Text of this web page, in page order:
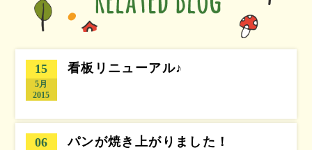
15
5月
2015
看板リニューアル♪
06 パンが焼き上がりました！